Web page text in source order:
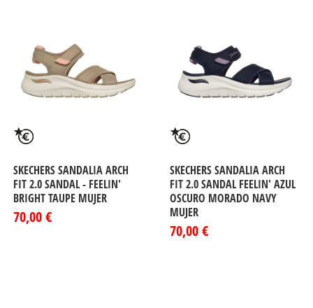
SKECHERS SANDALIA ARCH
FIT 2.0 SANDAL - FEELIN'
BRIGHT TAUPE MUJER
70,00 €
SKECHERS SANDALIA ARCH
FIT 2.0 SANDAL FEELIN' AZUL
OSCURO MORADO NAVY
MUJER
70,00 €